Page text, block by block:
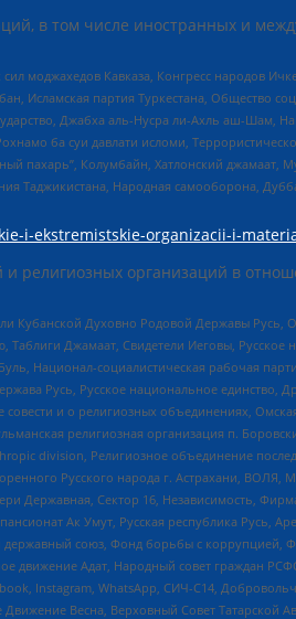
в том числе иностранных и
Кавказа, Конгресс народов
Исламская партия Туркестана, Общество
Джабха аль-Нусра ли-Ахль аш-
ба суи давлати исломи,
пахарь”, Колумбайн, Хатлонский
Таджикистана, Народная самооборона,
i-ekstremistskie-organizacii-i-
религиозных организаций в
Кубанской Духовно Родовой Державы
Джамаат, Свидетели Иеговы,
Национал-социалистическая рабочая
Русь, Русское национальное
и о религиозных объединениях,
религиозная организация п.
division, Религиозное объединение
Русского народа г. Астрахани, ВОЛЯ,
Державная, Сектор 16, Независимость,
Ак Умут, Русская республика
союз, Фонд борьбы с коррупцией,
движение Адат, Народный совет граждан
Instagram, WhatsApp, СИЧ-С14,
Весна, Верховный Совет Татарской